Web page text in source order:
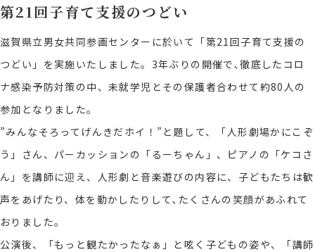
第21回子育て支援のつどい
滋賀県立男女共同参画センターに於いて「第21回子育て支援の
つどい」を実施いたしました。3年ぶりの開催で､徹底したコロ
ナ感染予防対策の中、未就学児とその保護者合わせて約80人の
参加となりました。
”みんなそろってげんきだホイ！”と題して、「人形劇場かにこぞ
う」さん、パーカッションの「るーちゃん」、ピアノの「ケコさ
ん」を講師に迎え、人形劇と音楽遊びの内容に、子どもたちは歓
声をあげたり、体を動かしたりして､たくさんの笑顔があふれて
おりました。
公演後、「もっと観たかったなぁ」と呟く子どもの姿や、「講師